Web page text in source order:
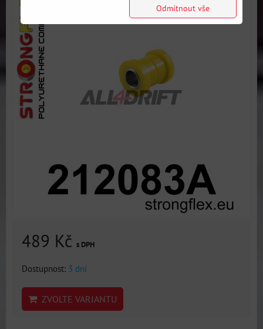
489 Kč s DPH
Dostupnost: 3 dni
ZVOLTE VARIANTU
Odmítnout vše